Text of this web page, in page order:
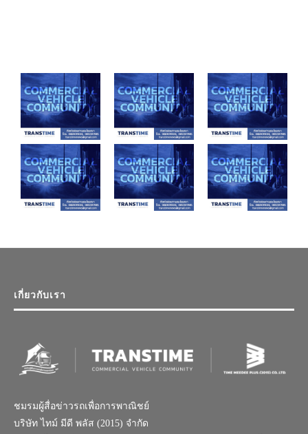
เกี่ยวกับเรา
ชมรมผู้สื่อข่าวรถเพื่อการพาณิชย์
บริษัท ไทม์ มีดี พลัส (2015) จำกัด